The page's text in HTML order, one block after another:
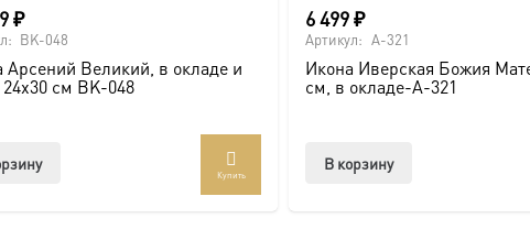
₽
BK-048
Арсений Великий, в окладе и
24х30 см BK-048
Купить
6 499₽
Артикул: A-321
Икона Иверская Божия
см, в окладе-A-321
В корзину